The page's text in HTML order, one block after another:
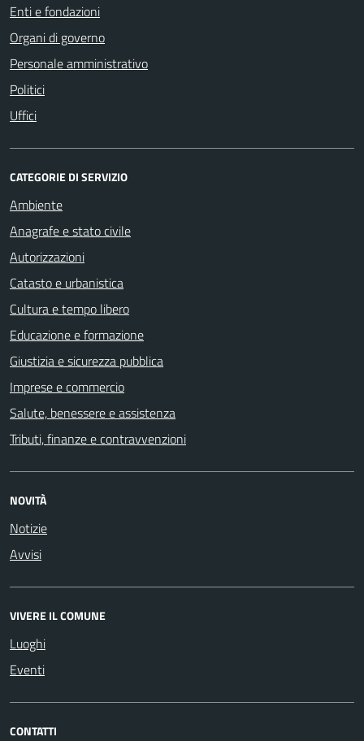
Enti e fondazioni
Organi di governo
Personale amministrativo
Politici
Uffici
CATEGORIE DI SERVIZIO
Ambiente
Anagrafe e stato civile
Autorizzazioni
Catasto e urbanistica
Cultura e tempo libero
Educazione e formazione
Giustizia e sicurezza pubblica
Imprese e commercio
Salute, benessere e assistenza
Tributi, finanze e contravvenzioni
NOVITÀ
Notizie
Avvisi
VIVERE IL COMUNE
Luoghi
Eventi
CONTATTI